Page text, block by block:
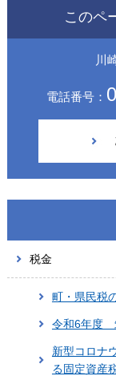
このペ
川
電話番号：
税金
町・県民税
令和6年度
新型コロナ
る固定資産